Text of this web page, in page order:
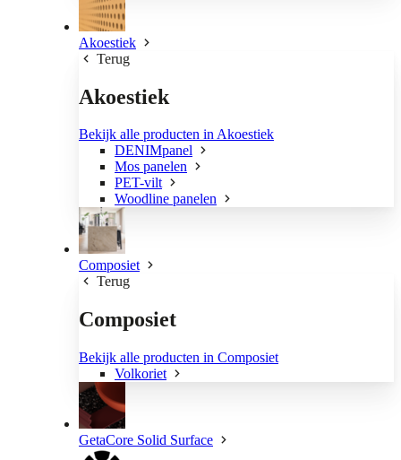
Akoestiek
Terug
Akoestiek
Bekijk alle producten in Akoestiek
DENIMpanel
Mos panelen
PET-vilt
Woodline panelen
Composiet
Terug
Composiet
Bekijk alle producten in Composiet
Volkoriet
GetaCore Solid Surface